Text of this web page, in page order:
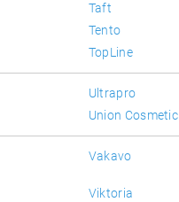
Taft
Tento
TopLine
Ultrapro
Union Cosmetic
Vakavo
Viktoria